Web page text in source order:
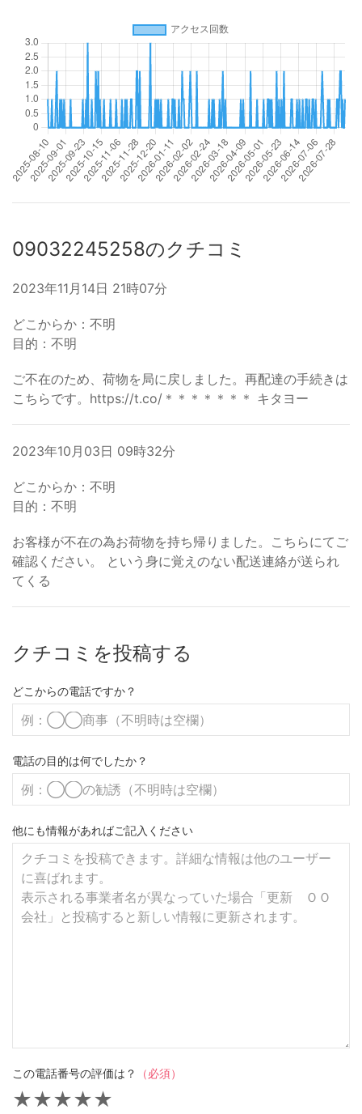
09032245258のクチコミ
2023年11月14日 21時07分
どこからか：不明
目的：不明
ご不在のため、荷物を局に戻しました。再配達の手続きは
こちらです。https://t.co/＊＊＊＊＊＊＊ キタヨー
2023年10月03日 09時32分
どこからか：不明
目的：不明
お客様が不在の為お荷物を持ち帰りました。こちらにてご
確認ください。 という身に覚えのない配送連絡が送られ
てくる
クチコミを投稿する
どこからの電話ですか？
電話の目的は何でしたか？
他にも情報があればご記入ください
この電話番号の評価は？ （必須）
★
★
★
★
★